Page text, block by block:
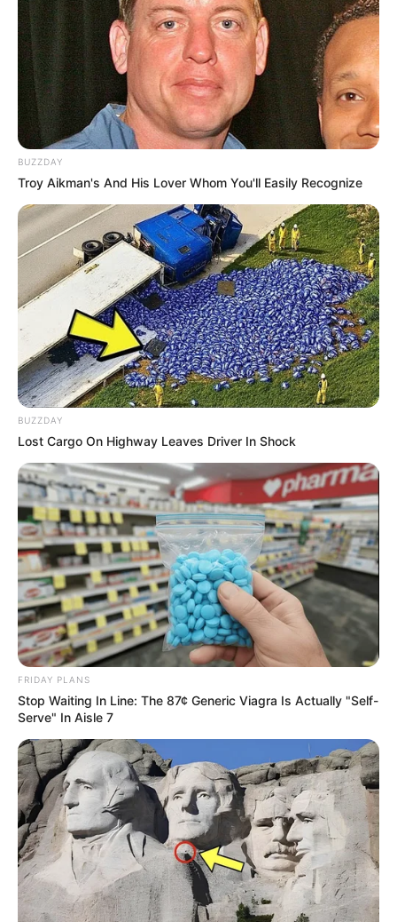
Aproveite para reciclar garrafas de suco, de água
e principalmente de iogurte, que tem um
formato que é ideal para a confecção de vasos.
Você também tem a opção de comprar esses
frascos em lojinhas de produtos importados, eles
podem sair a uma pechincha.
Se você gostou dessa ideia, tenho certeza que
também vai amar aprender mais
17 Ideias de
Decoração com Reciclagem – Tudo Passo a Passo.
Materiais Necessários
BUZZDAY
Troy Aikman's And His Lover Whom You'll Easily Recognize
BUZZDAY
Lost Cargo On Highway Leaves Driver In Shock
FRIDAY PLANS
Stop Waiting In Line: The 87¢ Generic Viagra Is Actually "Self-
Serve" In Aisle 7